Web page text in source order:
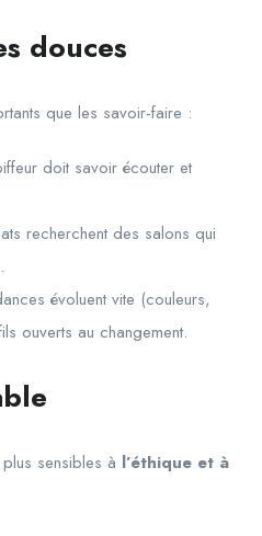
douces
que les savoir-faire :
doit savoir écouter et
recherchent des salons qui
évoluent vite (couleurs,
ouverts au changement.
sensibles à l’éthique et à